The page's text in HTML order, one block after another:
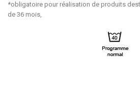
*obligatoire pour réalisation de produits
de 36 mois,